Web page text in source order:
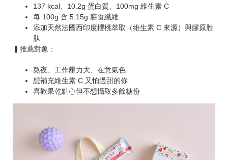
137 kcal、10.2g 蛋白質、100mg 維生素 C
每 100g 含 5.15g 膳食纖維
添加天然法國西印度櫻桃萃取（維生素 C 來源）與膠原胜
肽
▍推薦對象：
熬夜、工作壓力大、在意氣色
想補充維生素 C 又怕過甜的你
喜歡果乾點心但不想攝取多餘糖份